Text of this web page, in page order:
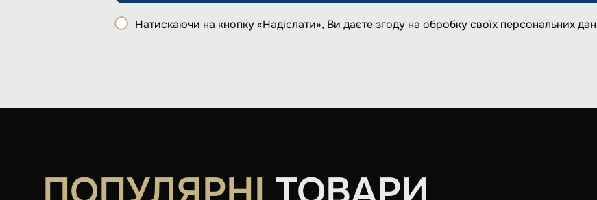
Натискаючи на кнопку «Надіслати», Ви даєте згоду на обробку своїх персональних